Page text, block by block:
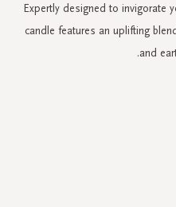
Expertly designed to invigorate
candle features an uplifting
and